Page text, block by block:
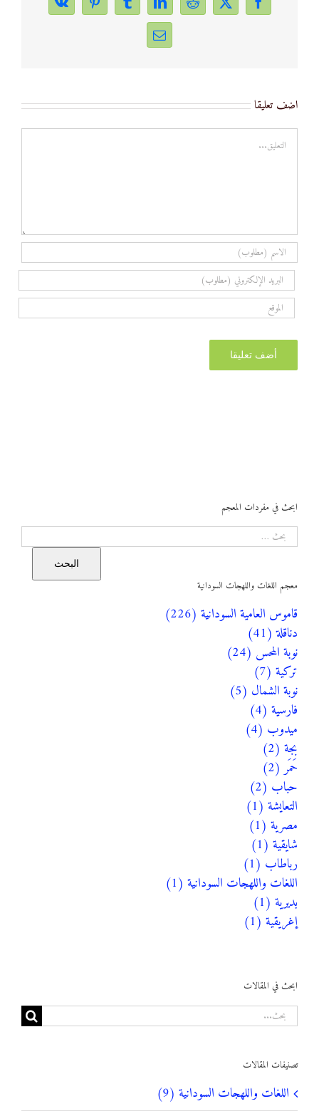
Facebook
X
Reddit
LinkedIn
Tumblr
Pinterest
Vk
Email
اضف تعليقا
تعليق
ابحث في المقالات
البحث
عن:
تصنيفات المقالات
اللغات واللهجات السودانية (9)
ابحث في مفردات المعجم
البحث
البحث
معجم اللغات واللهجات السودانية
قاموس العامية السودانية (226)
دناقلة (41)
نوبة المحس (24)
تركية (7)
نوبة الشمال (5)
فارسية (4)
ميدوب (4)
بجة (2)
حَمَر (2)
حباب (2)
التعايشة (1)
مصرية (1)
شايقية (1)
رباطاب (1)
اللغات واللهجات السودانية (1)
بديرية (1)
إغريقية (1)